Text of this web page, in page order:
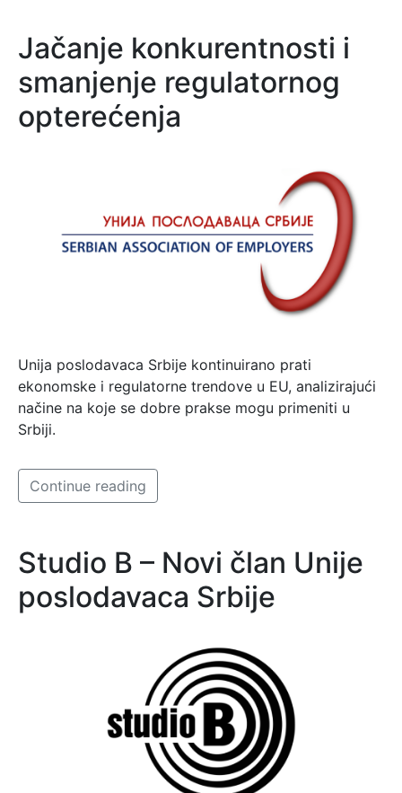
Jačanje konkurentnosti i
smanjenje regulatornog
opterećenja
Unija poslodavaca Srbije kontinuirano prati
ekonomske i regulatorne trendove u EU, analizirajući
načine na koje se dobre prakse mogu primeniti u
Srbiji.
Continue reading
Studio B – Novi član Unije
poslodavaca Srbije